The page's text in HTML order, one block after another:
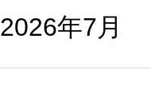
2026年7月